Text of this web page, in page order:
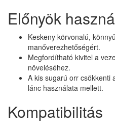
Előnyök
Keskeny körvonalú,
manőverezhetőségért.
Megfordítható kivitel a
növeléséhez.
A kis sugarú orr csökkenti
lánc használata mellett.
Kompatibilitás